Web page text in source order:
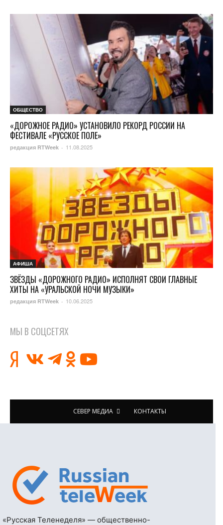
ОБЩЕСТВО
«ДОРОЖНОЕ РАДИО» УСТАНОВИЛО РЕКОРД РОССИИ НА
ФЕСТИВАЛЕ «РУССКОЕ ПОЛЕ»
редакция RTWeek - 11.08.2025
АФИША
ЗВЁЗДЫ «ДОРОЖНОГО РАДИО» ИСПОЛНЯТ СВОИ ГЛАВНЫЕ
ХИТЫ НА «УРАЛЬСКОЙ НОЧИ МУЗЫКИ»
редакция RTWeek - 10.06.2025
МЫ В СОЦСЕТЯХ
СЕВЕР МЕДИА КОНТАКТЫ
«Русская Теленеделя» — общественно-